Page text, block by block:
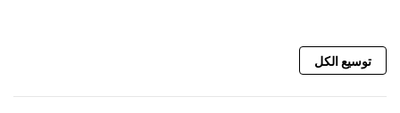
توسيع الكل